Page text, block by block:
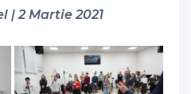
| 2 Martie 2021